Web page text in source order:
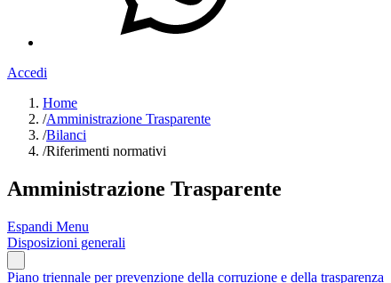
Accedi
Home
/Amministrazione Trasparente
/Bilanci
/Riferimenti normativi
Amministrazione Trasparente
Espandi Menu
Disposizioni generali
Piano triennale per prevenzione della corruzione e della trasparenza